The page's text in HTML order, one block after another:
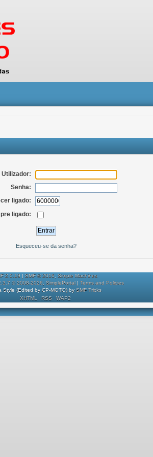
Utilizador:
Senha:
ligado:
ligado:
Esqueceu-se da senha?
2.0.19 | SMF © 2016, Simple Machines
© 2008-2026, SimplePortal| Terms and Policies
Style (Edited by CP-MOTO) by SMF Tricks
XHTML
RSS WAP2